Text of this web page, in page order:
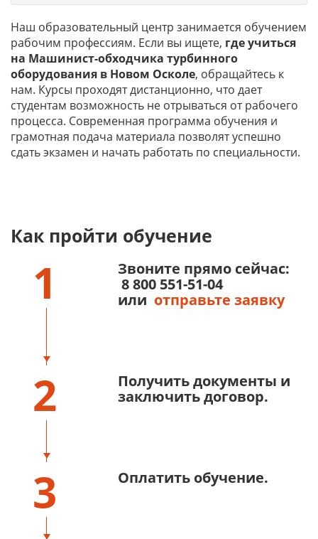
Наш образовательный центр занимается обучением
рабочим профессиям. Если вы ищете, где учиться
на Машинист-обходчика турбинного
оборудования в Новом Осколе, обращайтесь к
нам. Курсы проходят дистанционно, что дает
студентам возможность не отрываться от рабочего
процесса. Современная программа обучения и
грамотная подача материала позволят успешно
сдать экзамен и начать работать по специальности.
Как пройти обучение
1
Звоните прямо сейчас:
8 800 551-51-04
или отправьте заявку
2
Получить документы и
заключить договор.
3 Оплатить обучение.